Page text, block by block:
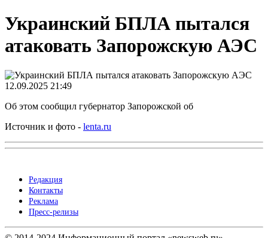
Украинский БПЛА пытался
атаковать Запорожскую АЭС
12.09.2025 21:49
Об этом сообщил губернатор Запорожской об
Источник и фото - lenta.ru
Редакция
Контакты
Реклама
Пресс-релизы